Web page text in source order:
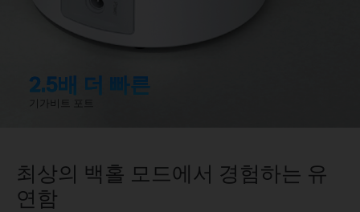
2.5배 더 빠른
기가비트 포트
최상의 백홀 모드에서 경험하는 유
연함